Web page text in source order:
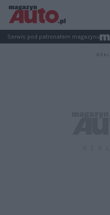
Serwis pod patronatem magazynu